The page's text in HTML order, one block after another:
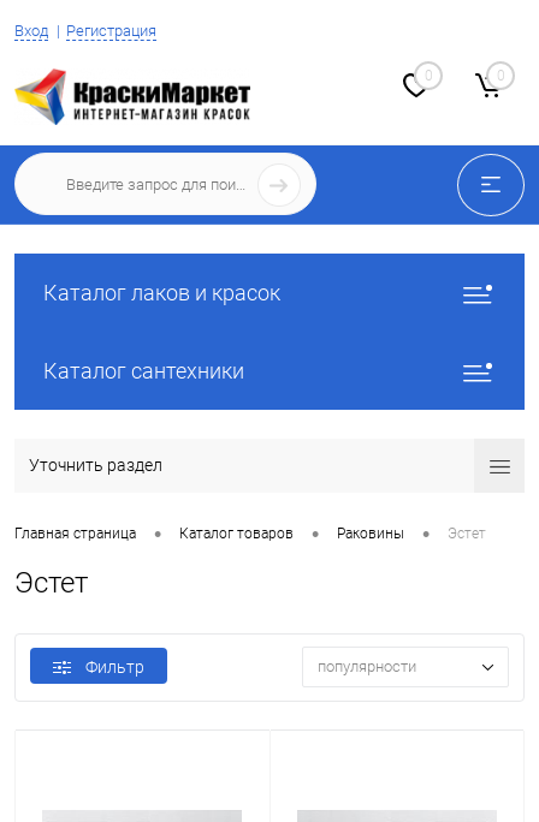
Вход Регистрация
0 0
Каталог лаков и красок
Каталог сантехники
Уточнить раздел
Главная страница • Каталог товаров • Раковины • Эстет
Эстет
Фильтр популярности